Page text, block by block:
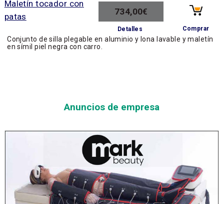
734,00€
Detalles Comprar
Conjunto de silla plegable en aluminio y lona lavable y maletín
en símil piel negra con carro.
Anuncios de empresa